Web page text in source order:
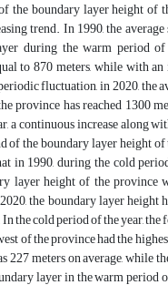
the boundary layer height of
trend. In 1990, the
during the warm period
to 870 meters, while with
fluctuation, in 2020, the
province has reached 1300
a continuous increase along
of the boundary layer height
in 1990, during the cold
layer height of the province
the boundary layer height
the cold period of the year, the
of the province had the
227 meters on average, while
layer in the warm period